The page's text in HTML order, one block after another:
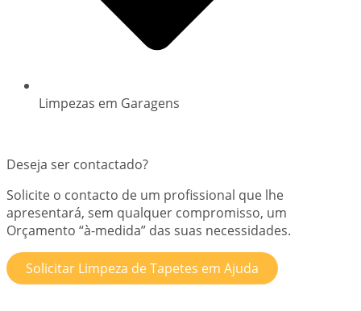
Limpezas em Garagens
Deseja ser contactado?
Solicite o contacto de um profissional que lhe
apresentará, sem qualquer compromisso, um
Orçamento “à-medida” das suas necessidades.
Solicitar Limpeza de Tapetes em Ajuda